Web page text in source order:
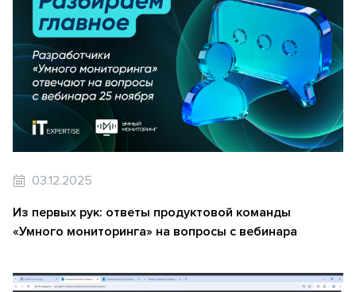
03.12.2025
Из первых рук: ответы продуктовой команды
«Умного мониторинга» на вопросы с вебинара